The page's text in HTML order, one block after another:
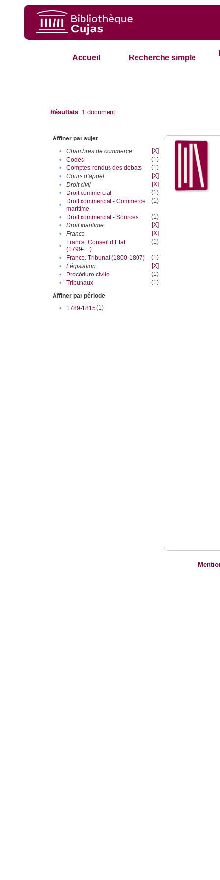
Accueil Recherche simple
Résultats 1 document
Affiner par sujet
•
Chambres de commerce
[X]
•
Codes
(1)
•
Comptes-rendus des débats
(1)
•
Cours d’appel
[X]
•
Droit civil
[X]
•
Droit commercial
(1)
•
Droit commercial - Commerce
maritime
(1)
• Droit commercial - Sources
(1)
•
Droit maritime
[X]
•
France
[X]
•
France. Conseil d’Etat
(1799-....)
(1)
• France. Tribunat (1800-1807)
(1)
•
Législation
[X]
•
Procédure civile
(1)
•
Tribunaux
(1)
Affiner par période
•
1789-1815(1)